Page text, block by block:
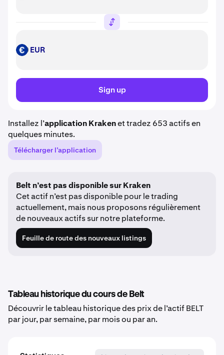
EUR EUR
Sign up
Installez l’application Krakenet tradez 653 actifs en
quelques minutes.
Télécharger l’application
Belt n’est pas disponible sur Kraken
Cet actif n’est pas disponible pour le trading
actuellement, mais nous proposons régulièrement
de nouveaux actifs sur notre plateforme.
Feuille de route des nouveaux listings
Tableau historique du cours de Belt
Découvrir le tableau historique des prix de l’actif BELT
par jour, par semaine, par mois ou par an.